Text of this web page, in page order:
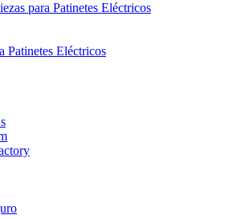
para Patinetes Eléctricos
Patinetes Eléctricos